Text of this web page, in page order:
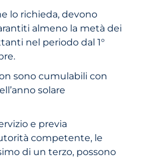
lo richieda, devono
almeno la metà dei
nel periodo dal 1°
sono cumulabili con
solare
e previa
competente, le
di un terzo, possono